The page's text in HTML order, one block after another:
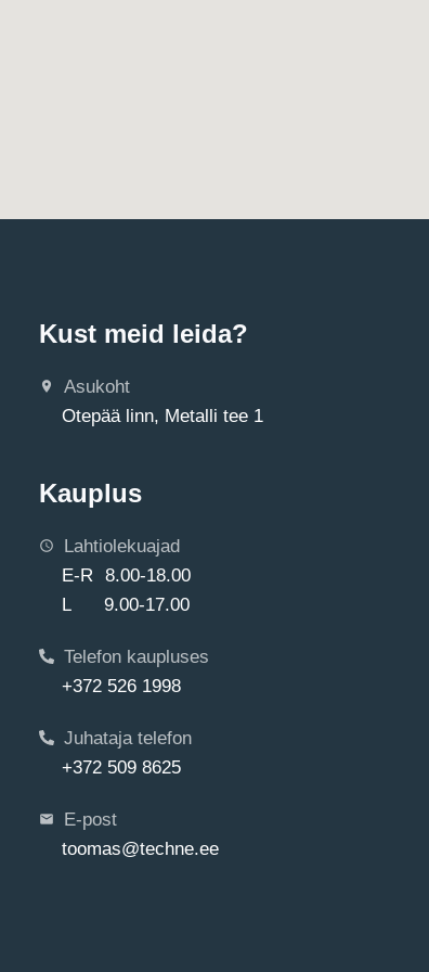
Kust meid leida?
Asukoht
Otepää linn, Metalli tee 1
Kauplus
Lahtiolekuajad
E-R 8.00-18.00
L 9.00-17.00
Telefon kaupluses
+372 526 1998
Juhataja telefon
+372 509 8625
E-post
toomas@techne.ee